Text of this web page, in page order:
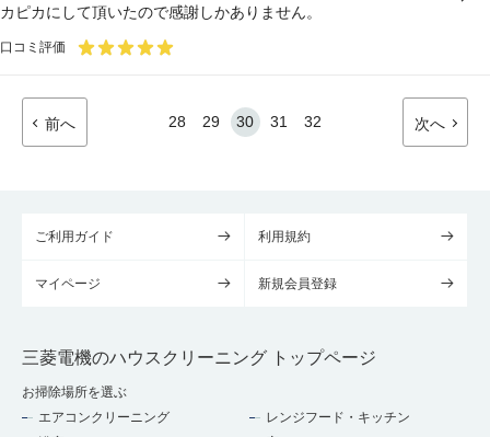
カピカにして頂いたので感謝しかありません。
口コミ評価
前へ 28 29 30 31 32 次へ
ご利用ガイド 利用規約
マイページ 新規会員登録
三菱電機のハウスクリーニング トップページ
お掃除場所を選ぶ
エアコンクリーニング
レンジフード・キッチン